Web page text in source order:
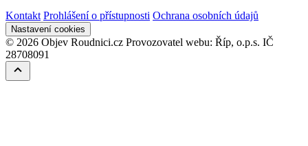
Kontakt Prohlášení o přístupnosti Ochrana osobních údajů
Nastavení cookies
© 2026 Objev Roudnici.cz Provozovatel webu: Říp, o.p.s. IČ
28708091